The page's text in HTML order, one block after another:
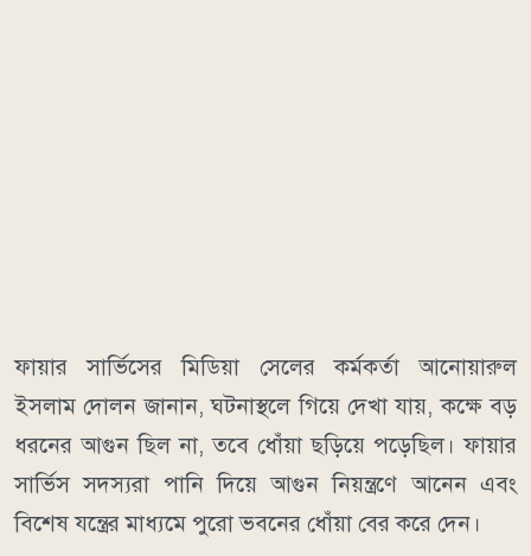
ফায়ার সার্ভিসের মিডিয়া সেলের কর্মকর্তা আনোয়ারুল
ইসলাম দোলন জানান, ঘটনাস্থলে গিয়ে দেখা যায়, কক্ষে বড়
ধরনের আগুন ছিল না, তবে ধোঁয়া ছড়িয়ে পড়েছিল। ফায়ার
সার্ভিস সদস্যরা পানি দিয়ে আগুন নিয়ন্ত্রণে আনেন এবং
বিশেষ যন্ত্রের মাধ্যমে পুরো ভবনের ধোঁয়া বের করে দেন।